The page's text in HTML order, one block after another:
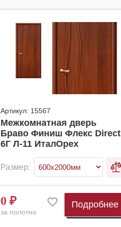
Артикул: 15567
Межкомнатная дверь
Браво Финиш Флекс Direct
6Г Л-11 ИталОрех
Размер:
0 ₽
за полотно
Подробнее